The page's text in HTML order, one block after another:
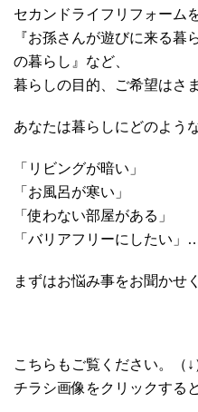
セカンドライフリフォーム
『お孫さんが遊びに来る暮
の暮らし』など、
暮らしの目的、ご希望はさ
あなたは暮らしにどのよう
「リビングが暗い」
「お風呂が寒い」
「使わない部屋がある」
「バリアフリーにしたい」
まずはお悩み事をお聞かせ
こちらもご覧ください。（↓
チラシ画像をクリックする